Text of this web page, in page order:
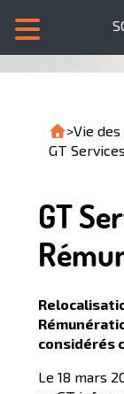
>Vie
GT
GT
considérés
Le 18 mars